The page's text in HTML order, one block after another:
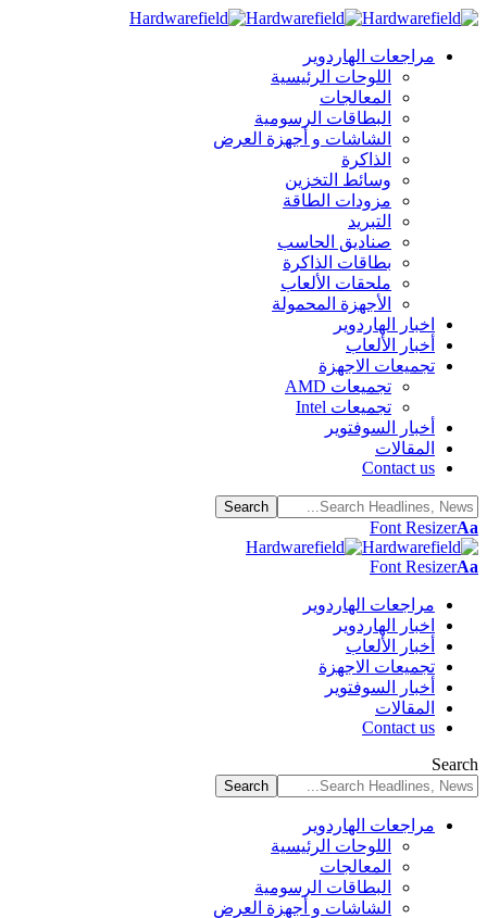
مراجعات الهاردوير
اللوحات الرئيسية
المعالجات
البطاقات الرسومية
الشاشات و أجهزة العرض
الذاكرة
وسائط التخزين
مزودات الطاقة
التبريد
صناديق الحاسب
بطاقات الذاكرة
ملحقات الألعاب
الأجهزة المحمولة
اخبار الهاردوير
أخبار الألعاب
تجميعات الاجهزة
تجميعات AMD
تجميعات Intel
أخبار السوفتوير
المقالات
Contact us
Font ResizerAa
Font ResizerAa
مراجعات الهاردوير
اخبار الهاردوير
أخبار الألعاب
تجميعات الاجهزة
أخبار السوفتوير
المقالات
Contact us
Search
مراجعات الهاردوير
اللوحات الرئيسية
المعالجات
البطاقات الرسومية
الشاشات و أجهزة العرض